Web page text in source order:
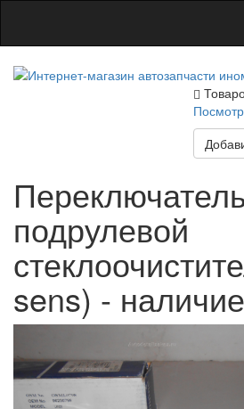
подрулевой
sens) -